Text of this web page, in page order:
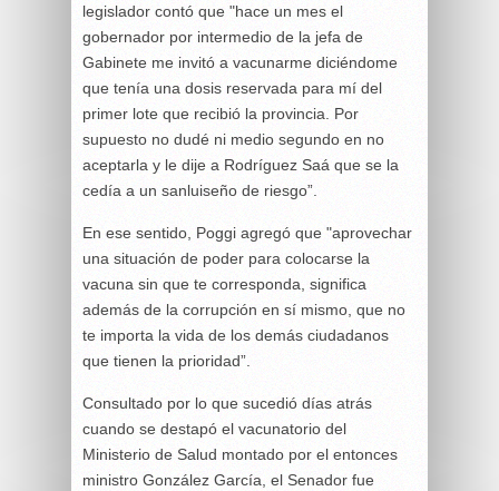
legislador contó que "hace un mes el
gobernador por intermedio de la jefa de
Gabinete me invitó a vacunarme diciéndome
que tenía una dosis reservada para mí del
primer lote que recibió la provincia. Por
supuesto no dudé ni medio segundo en no
aceptarla y le dije a Rodríguez Saá que se la
cedía a un sanluiseño de riesgo”.
En ese sentido, Poggi agregó que "aprovechar
una situación de poder para colocarse la
vacuna sin que te corresponda, significa
además de la corrupción en sí mismo, que no
te importa la vida de los demás ciudadanos
que tienen la prioridad”.
Consultado por lo que sucedió días atrás
cuando se destapó el vacunatorio del
Ministerio de Salud montado por el entonces
ministro González García, el Senador fue